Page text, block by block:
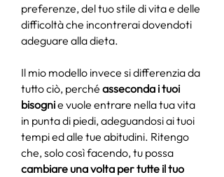
preferenze, del tuo stile di vita e delle
difficoltà che incontrerai dovendoti
adeguare alla dieta.
Il mio modello invece si differenzia da
tutto ciò, perché asseconda i tuoi
bisognie vuole entrare nella tua vita
in punta di piedi, adeguandosi ai tuoi
tempi ed alle tue abitudini. Ritengo
che, solo così facendo, tu possa
cambiare una volta per tutte il tuo